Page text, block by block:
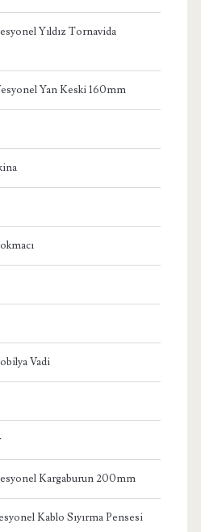
Yıldız Tornavida
Yan Keski 160mm
Vadi
Kargaburun 200mm
Kablo Sıyırma Pensesi